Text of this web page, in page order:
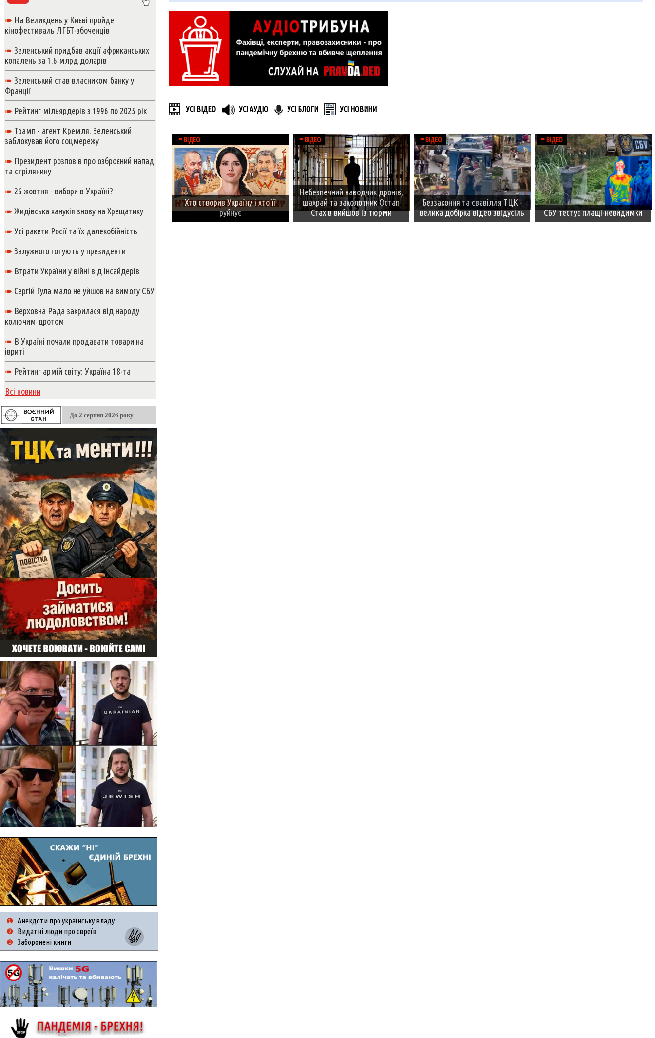
УСІ ВІДЕО УСІ АУДІО УСІ БЛОГИ УСІ НОВИНИ
≡ ВІДЕО
Хто створив Україну і хто її
руйнує
≡ ВІДЕО
Небезпечний наводчик дронів,
шахрай та заколотник Остап
Стахів вийшов із тюрми
≡ ВІДЕО
Беззаконня та свавілля ТЦК -
велика добірка відео звідусіль
≡ ВІДЕО
СБУ тестує плащі-невидимки
➠ На Великдень у Києві пройде
кінофестиваль ЛГБТ-збоченців
➠ Зеленський придбав акції африканських
копалень за 1.6 млрд доларів
➠ Зеленський став власником банку у
Франції
➠ Рейтинг мільярдерів з 1996 по 2025 рік
➠ Трамп - агент Кремля. Зеленський
заблокував його соцмережу
➠ Президент розповів про озброєний напад
та стрілянину
➠ 26 жовтня - вибори в Україні?
➠ Жидівська ханукія знову на Хрещатику
➠ Усі ракети Росії та їх далекобійність
➠ Залужного готують у президенти
➠ Втрати України у війні від інсайдерів
➠ Сергій Гула мало не уйшов на вимогу СБУ
➠ Верховна Рада закрилася від народу
колючим дротом
➠ В Україні почали продавати товари на
івриті
➠ Рейтинг армій світу: Україна 18-та
Всі новини
До 2 серпня 2026 року
❶ Анекдоти про українську владу
❷ Видатні люди про євреїв
❸ Заборонені книги